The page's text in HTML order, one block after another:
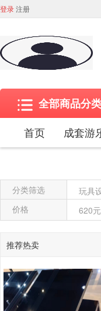
登录注册
全部商品分类
首页
成套游
分类筛选 玩具
金属
保险
木
竹
塑料
其他
钢塑
价格 620
推荐热卖